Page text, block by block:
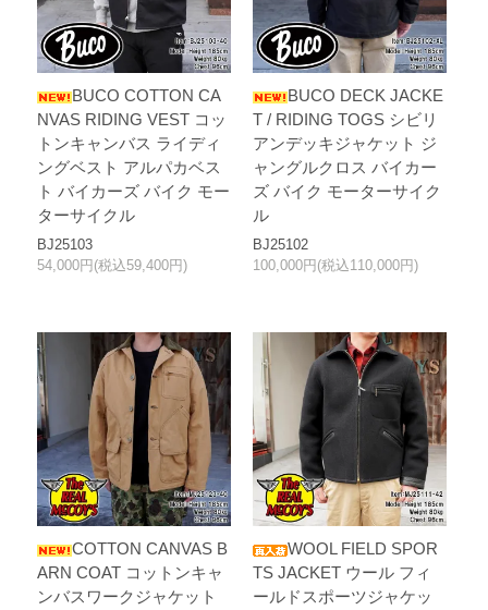
BUCO COTTON CA
NVAS RIDING VEST コッ
トンキャンバス ライディ
ングベスト アルパカベス
ト バイカーズ バイク モー
ターサイクル
BJ25103
54,000円(税込59,400円)
BUCO DECK JACKE
T / RIDING TOGS シビリ
アンデッキジャケット ジ
ャングルクロス バイカー
ズ バイク モーターサイク
ル
BJ25102
100,000円(税込110,000円)
COTTON CANVAS B
ARN COAT コットンキャ
ンバスワークジャケット
WOOL FIELD SPOR
TS JACKET ウール フィ
ールドスポーツジャケッ